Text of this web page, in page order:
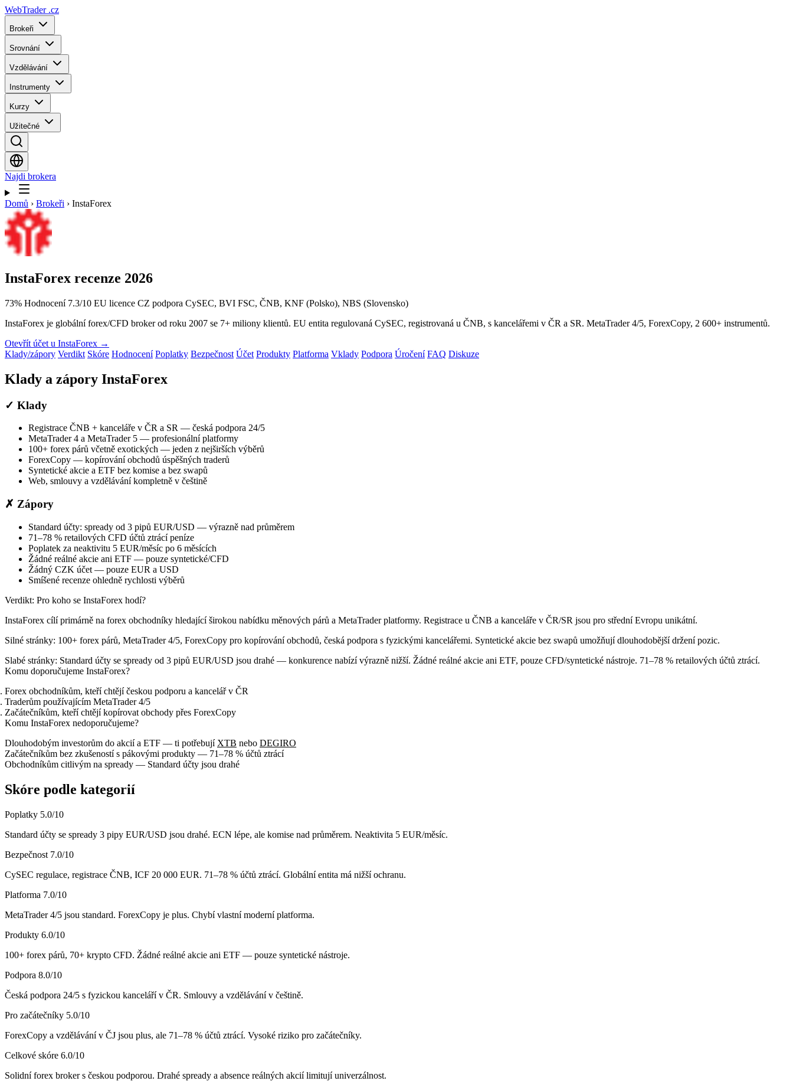
WebTrader .cz
Brokeři
Srovnání
Vzdělávání
Instrumenty
Kurzy
Užitečné
Najdi brokera
Domů › Brokeři › InstaForex
InstaForex recenze 2026
73% Hodnocení 7.3/10 EU licence CZ podpora CySEC, BVI FSC, ČNB, KNF (Polsko), NBS (Slovensko)
InstaForex je globální forex/CFD broker od roku 2007 se 7+ miliony klientů. EU entita regulovaná CySEC, registrovaná u ČNB, s kancelářemi v ČR a SR. MetaTrader 4/5, ForexCopy, 2 600+ instrumentů.
Otevřít účet u InstaForex →
Klady/zápory Verdikt Skóre Hodnocení Poplatky Bezpečnost Účet Produkty Platforma Vklady Podpora Úročení FAQ Diskuze
Klady a zápory InstaForex
✓ Klady
Registrace ČNB + kanceláře v ČR a SR — česká podpora 24/5
MetaTrader 4 a MetaTrader 5 — profesionální platformy
100+ forex párů včetně exotických — jeden z nejširších výběrů
ForexCopy — kopírování obchodů úspěšných traderů
Syntetické akcie a ETF bez komise a bez swapů
Web, smlouvy a vzdělávání kompletně v češtině
✗ Zápory
Standard účty: spready od 3 pipů EUR/USD — výrazně nad průměrem
71–78 % retailových CFD účtů ztrácí peníze
Poplatek za neaktivitu 5 EUR/měsíc po 6 měsících
Žádné reálné akcie ani ETF — pouze syntetické/CFD
Žádný CZK účet — pouze EUR a USD
Smíšené recenze ohledně rychlosti výběrů
Verdikt: Pro koho se InstaForex hodí?
InstaForex cílí primárně na forex obchodníky hledající širokou nabídku měnových párů a MetaTrader platformy. Registrace u ČNB a kanceláře v ČR/SR jsou pro střední Evropu unikátní.
Silné stránky: 100+ forex párů, MetaTrader 4/5, ForexCopy pro kopírování obchodů, česká podpora s fyzickými kancelářemi. Syntetické akcie bez swapů umožňují dlouhodobější držení pozic.
Slabé stránky: Standard účty se spready od 3 pipů EUR/USD jsou drahé — konkurence nabízí výrazně nižší. Žádné reálné akcie ani ETF, pouze CFD/syntetické nástroje. 71–78 % retailových účtů ztrácí.
Komu doporučujeme InstaForex?
Forex obchodníkům, kteří chtějí českou podporu a kancelář v ČR
Traderům používajícím MetaTrader 4/5
Začátečníkům, kteří chtějí kopírovat obchody přes ForexCopy
Komu InstaForex nedoporučujeme?
Dlouhodobým investorům do akcií a ETF — ti potřebují XTB nebo DEGIRO
Začátečníkům bez zkušeností s pákovými produkty — 71–78 % účtů ztrácí
Obchodníkům citlivým na spready — Standard účty jsou drahé
Skóre podle kategorií
Poplatky 5.0/10
Standard účty se spready 3 pipy EUR/USD jsou drahé. ECN lépe, ale komise nad průměrem. Neaktivita 5 EUR/měsíc.
Bezpečnost 7.0/10
CySEC regulace, registrace ČNB, ICF 20 000 EUR. 71–78 % účtů ztrácí. Globální entita má nižší ochranu.
Platforma 7.0/10
MetaTrader 4/5 jsou standard. ForexCopy je plus. Chybí vlastní moderní platforma.
Produkty 6.0/10
100+ forex párů, 70+ krypto CFD. Žádné reálné akcie ani ETF — pouze syntetické nástroje.
Podpora 8.0/10
Česká podpora 24/5 s fyzickou kanceláří v ČR. Smlouvy a vzdělávání v češtině.
Pro začátečníky 5.0/10
ForexCopy a vzdělávání v ČJ jsou plus, ale 71–78 % účtů ztrácí. Vysoké riziko pro začátečníky.
Celkové skóre 6.0/10
Solidní forex broker s českou podporou. Drahé spready a absence reálných akcií limitují univerzálnost.